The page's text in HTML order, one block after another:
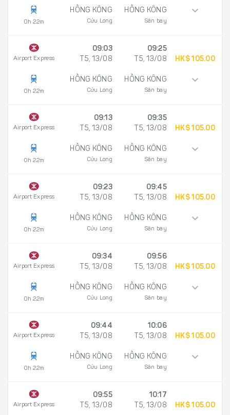
0h 22m
HỒNG KÔNG
Cửu Long
HỒNG KÔNG
Sân bay
Airport Express
0h 22m
09:03
T5, 13/08
HỒNG KÔNG
Cửu Long
09:25
T5, 13/08
HỒNG KÔNG
Sân bay
HK$ 105.00
Airport Express
0h 22m
09:13
T5, 13/08
HỒNG KÔNG
Cửu Long
09:35
T5, 13/08
HỒNG KÔNG
Sân bay
HK$ 105.00
Airport Express
0h 22m
09:23
T5, 13/08
HỒNG KÔNG
Cửu Long
09:45
T5, 13/08
HỒNG KÔNG
Sân bay
HK$ 105.00
Airport Express
0h 22m
09:34
T5, 13/08
HỒNG KÔNG
Cửu Long
09:56
T5, 13/08
HỒNG KÔNG
Sân bay
HK$ 105.00
Airport Express
0h 22m
09:44
T5, 13/08
HỒNG KÔNG
Cửu Long
10:06
T5, 13/08
HỒNG KÔNG
Sân bay
HK$ 105.00
Airport Express
09:55
T5, 13/08
10:17
T5, 13/08
HK$ 105.00